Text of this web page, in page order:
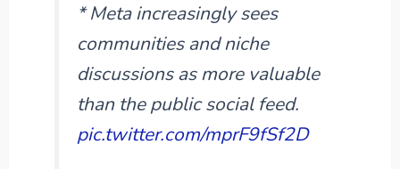
* Meta increasingly sees
communities and niche
discussions as more valuable
than the public social feed.
pic.twitter.com/mprF9fSf2D